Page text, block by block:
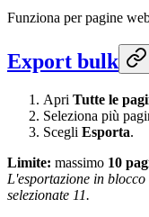
Funziona per pagine
Export bulk
Apri Tutte le
Seleziona più
Scegli Esporta.
Limite: massimo 10
L'esportazione in
selezionate 11.